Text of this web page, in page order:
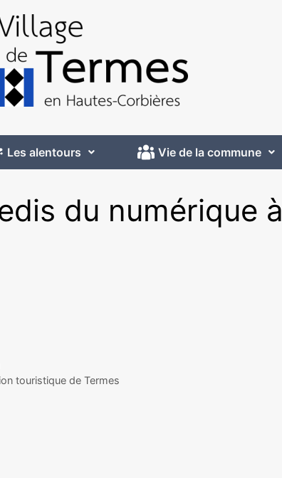
Les alentours Vie de la commune
du numérique à
touristique de Termes